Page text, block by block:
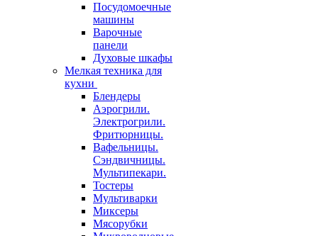
Посудомоечные
машины
Варочные
панели
Духовые шкафы
Мелкая техника для
кухни
Блендеры
Аэрогрили.
Электрогрили.
Фритюрницы.
Вафельницы.
Сэндвичницы.
Мультипекари.
Тостеры
Мультиварки
Миксеры
Мясорубки